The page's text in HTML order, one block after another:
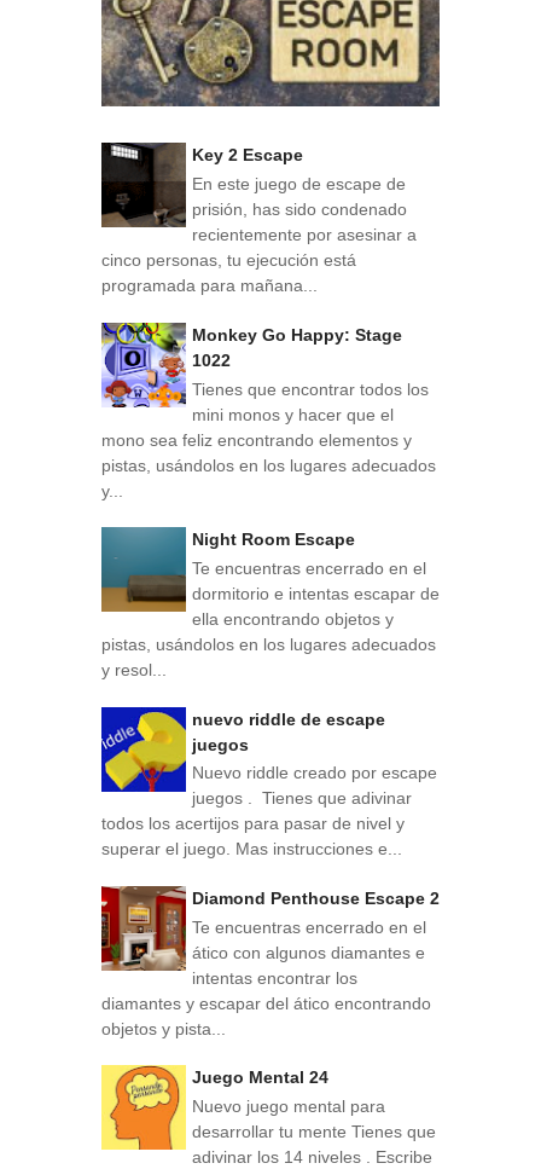
Key 2 Escape
En este juego de escape de
prisión, has sido condenado
recientemente por asesinar a
cinco personas, tu ejecución está
programada para mañana...
Monkey Go Happy: Stage
1022
Tienes que encontrar todos los
mini monos y hacer que el
mono sea feliz encontrando elementos y
pistas, usándolos en los lugares adecuados
y...
Night Room Escape
Te encuentras encerrado en el
dormitorio e intentas escapar de
ella encontrando objetos y
pistas, usándolos en los lugares adecuados
y resol...
nuevo riddle de escape
juegos
Nuevo riddle creado por escape
juegos . Tienes que adivinar
todos los acertijos para pasar de nivel y
superar el juego. Mas instrucciones e...
Diamond Penthouse Escape 2
Te encuentras encerrado en el
ático con algunos diamantes e
intentas encontrar los
diamantes y escapar del ático encontrando
objetos y pista...
Juego Mental 24
Nuevo juego mental para
desarrollar tu mente Tienes que
adivinar los 14 niveles . Escribe